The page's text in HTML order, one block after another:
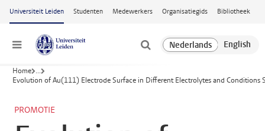
Ga naar hoofdinhoud
Universiteit Leiden Studenten Medewerkers Organisatiegids Bibliotheek
Menu
Home ...
Evolution of Au(111) Electrode Surface in Different Electrolytes and Conditions
PROMOTIE